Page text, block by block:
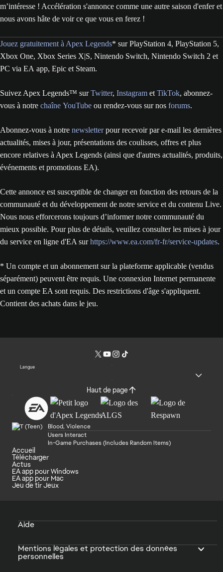
m’intéresse ! Accélération s'annonce comme une autre saison d'enfer et
nous avons hâte de voir ce que vous en ferez !
Jouez gratuitement à Apex Legends* sur PlayStation 4, PlayStation 5,
Xbox One, Xbox Series X|S, Nintendo Switch, Nintendo Switch 2 et
PC via EA app, Epic et Steam.
Suivez Apex Legends™ surTwitter, Instagram et TikTok, abonnez-
vous à notre chaîne YouTube ou rendez-vous sur nos forums.
Abonnez-vous à notre newsletterpour recevoir par e-mail les dernières
actualités, mises à jour, présentations des coulisses, offres et plus
encore relatives à Apex Legends (ainsi que d'autres actualités, produits,
événements et promotions EA).
Cette annonce est susceptible de changer en fonction des retours de la
communauté et du développement de notre service et du contenu Live.
Nous nous efforcerons toujours d’informer notre communauté du
mieux possible. Pour plus de détails, veuillez consulter les mises à jour
du service en ligne d'EA surhttps://www.ea.com/fr-fr/service-updates.
* Un compte et un abonnement sur la plateforme applicable (vendus
séparément) peuvent être requis. Une connexion Internet permanente
et un compte EA sont requis. Des restrictions d'âge s'appliquent.
Contient des achats dans le jeu.
Langue
Haut de page
Blood, Violence
Users Interact
In-Game Purchases (Includes Random Items)
Accueil
Télécharger
Actus
EA app pour Windows
EA app pour Mac
Jeu de tir Jeux
Aide
Mentions légales et protection des données
personnelles